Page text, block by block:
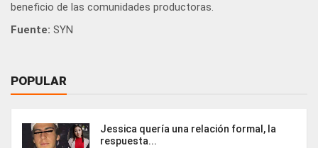
beneficio de las comunidades productoras.
Fuente: SYN
POPULAR
Jessica quería una relación formal, la
respuesta...